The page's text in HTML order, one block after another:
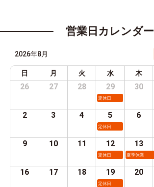
営業日カレンダー
2026年8月
日 月 火 水 木
26 27 28 29
定休日
30
2 3 4 5
定休日
6
9 10 11 12
定休日
13
夏季休業
16 17 18 19
定休日
20